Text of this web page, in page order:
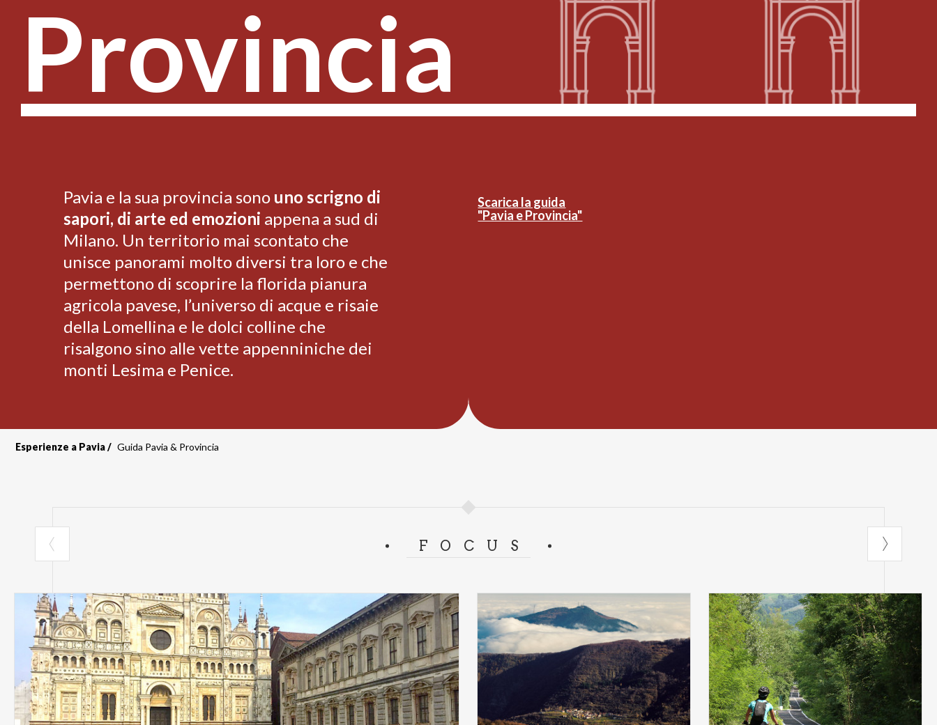
Provincia
Pavia e la sua provincia sono uno scrigno di
sapori, di arte ed emozioni appena a sud di
Milano. Un territorio mai scontato che
unisce panorami molto diversi tra loro e che
permettono di scoprire la florida pianura
agricola pavese, l’universo di acque e risaie
della Lomellina e le dolci colline che
risalgono sino alle vette appenniniche dei
monti Lesima e Penice.
Scarica la guida
"Pavia e Provincia"
Esperienze a Pavia Guida Pavia & Provincia
FOCUS